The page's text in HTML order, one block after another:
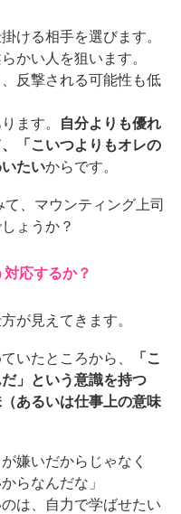
ける相手を選びます。
かい人を狙います。
反撃される可能性も低
ます。
自分よりも優れ
「こいつよりもオレの
たいからです。
、マウンティング上司
ょうか？
対応するか？
が見えてきます。
いたところから、
「こ
」という意識を持つ
あるいは仕事上の意味
嫌いだからじゃなく
らなんだな」
は、自力で学ばせたい